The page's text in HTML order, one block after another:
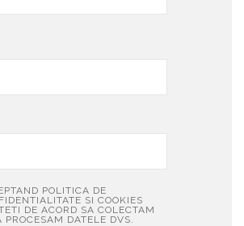
POLITICA DE
SI COOKIES
DE ACORD SA COLECTAM
PROCESAM DATELE DVS.